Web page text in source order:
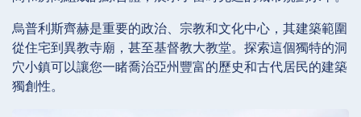
烏普利斯齊赫是重要的政治、宗教和文化中心，其建築範圍
從住宅到異教寺廟，甚至基督教大教堂。探索這個獨特的洞
穴小鎮可以讓您一睹喬治亞州豐富的歷史和古代居民的建築
獨創性。